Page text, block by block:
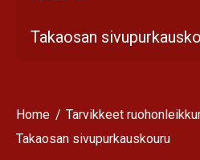
Takaosan
Home
Tarvikkeet
Takaosan sivupurkauskouru